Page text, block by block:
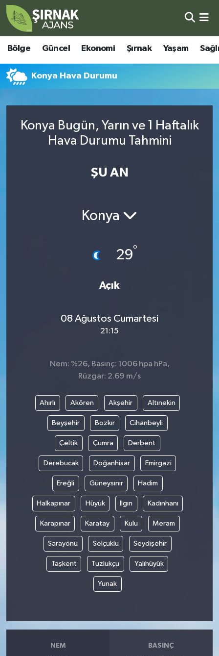
Bölge Güncel Ekonomi Şırnak Yaşam
Konya Hava Durumu
Konya Bugün, Yarın ve 1 Haftalık
Hava Durumu Tahmini
ŞU AN
Konya
29°
Açık
08 Ağustos Cumartesi
21:15
Nem: %26, Basınç: 1006 hpa hPa,
Rüzgar: 2.69 m/s
Ahırlı Akören Akşehir Altınekin
Beyşehir Bozkır Cihanbeyli
Çeltik Çumra Derbent
Derebucak Doğanhisar Emirgazi
Ereğli Güneysınır Hadim
Halkapınar Hüyük Ilgın Kadınhanı
Karapınar Karatay Kulu Meram
Sarayönü Selçuklu Seydişehir
Taşkent Tuzlukçu Yalıhüyük
Yunak
NEM BASINÇ
Bölge
Güncel
Ekonomi
Yaşam
Şırnak Nöbetçi Eczaneler
Şırnak Hava Durumu
Şirnak Namaz Vakitleri
Süper Lig Puan Durumu ve Fikstür